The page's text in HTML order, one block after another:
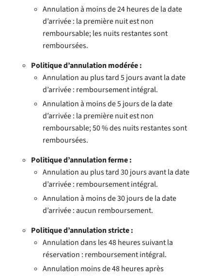
Annulation à moins de 24 heures de la date
d’arrivée : la première nuit est non
remboursable; les nuits restantes sont
remboursées.
Politique d’annulation modérée :
Annulation au plus tard 5 jours avant la date
d’arrivée : remboursement intégral.
Annulation à moins de 5 jours de la date
d’arrivée : la première nuit est non
remboursable; 50 % des nuits restantes sont
remboursées.
Politique d’annulation ferme :
Annulation au plus tard 30 jours avant la date
d’arrivée : remboursement intégral.
Annulation à moins de 30 jours de la date
d’arrivée : aucun remboursement.
Politique d’annulation stricte :
Annulation dans les 48 heures suivant la
réservation : remboursement intégral.
Annulation moins de 48 heures après